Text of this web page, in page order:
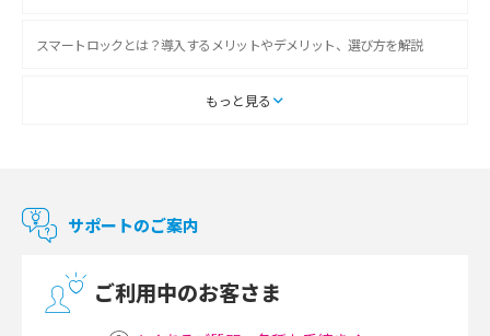
スマートロックとは？導入するメリットやデメリット、選び方を解説
スマートテレビとは？特徴や選び方、使い方をわかりやすく解説
マンションで使えるWi-Fiは？種類ごとの特徴や選び方を紹介
マンションで光回線の利用を始める手順は？設備状況の確認方法も解説
もっと見る
サポートのご案内
ご利用中のお客さま